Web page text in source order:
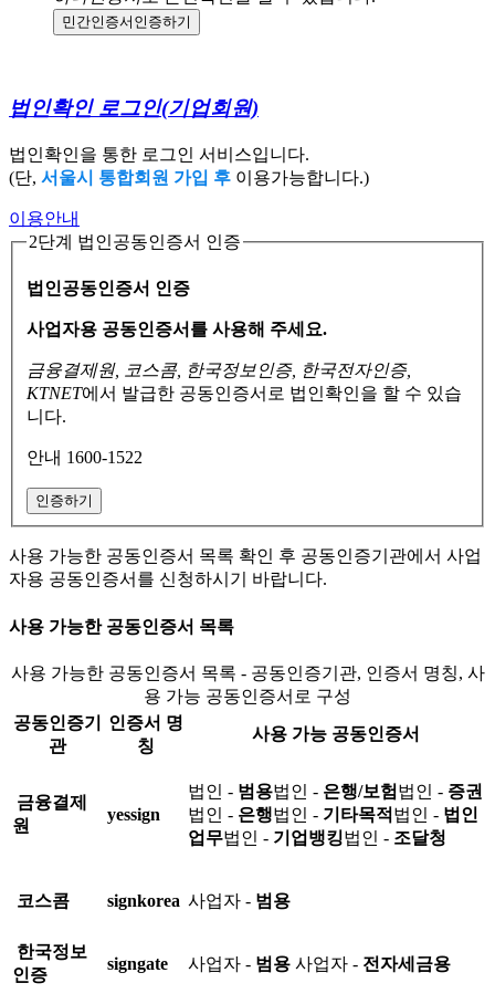
민간인증서 인증하기
법인확인 로그인(기업회원)
법인확인을 통한 로그인 서비스입니다.
(단, 서울시 통합회원 가입 후 이용가능합니다.)
이용안내
2단계 법인공동인증서 인증
법인공동인증서 인증
사업자용 공동인증서를 사용해 주세요.
금융결제원, 코스콤, 한국정보인증, 한국전자인증,
KTNET에서 발급한 공동인증서로 법인확인을 할 수 있습
니다.
안내 1600-1522
인증하기
사용 가능한 공동인증서 목록 확인 후 공동인증기관에서 사업
자용 공동인증서를 신청하시기 바랍니다.
사용 가능한 공동인증서 목록
사용 가능한 공동인증서 목록 - 공동인증기관, 인증서 명칭, 사
용 가능 공동인증서로 구성
공동인증기
관
인증서 명
칭
사용 가능 공동인증서
금융결제
원
yessign
법인 - 범용법인 - 은행/보험 법인 - 증권
법인 - 은행법인 - 기타목적 법인 - 법인
업무법인 - 기업뱅킹법인 - 조달청
코스콤 signkorea 사업자 - 범용
한국정보
인증
signgate 사업자 - 범용 사업자 - 전자세금용